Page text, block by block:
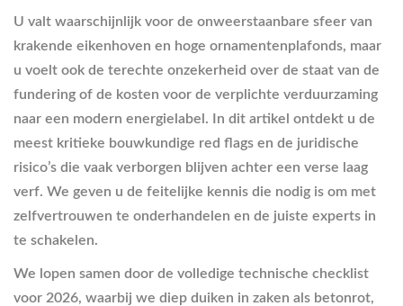
U valt waarschijnlijk voor de onweerstaanbare sfeer van
krakende eikenhoven en hoge ornamentenplafonds, maar
u voelt ook de terechte onzekerheid over de staat van de
fundering of de kosten voor de verplichte verduurzaming
naar een modern energielabel. In dit artikel ontdekt u de
meest kritieke bouwkundige red flags en de juridische
risico’s die vaak verborgen blijven achter een verse laag
verf. We geven u de feitelijke kennis die nodig is om met
zelfvertrouwen te onderhandelen en de juiste experts in
te schakelen.
We lopen samen door de volledige technische checklist
voor 2026, waarbij we diep duiken in zaken als betonrot,